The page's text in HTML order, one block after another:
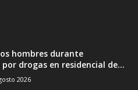
hombres durante
drogas en residencial de...
2026